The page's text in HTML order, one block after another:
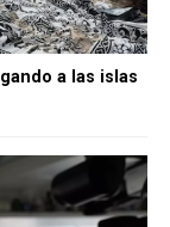
a las islas